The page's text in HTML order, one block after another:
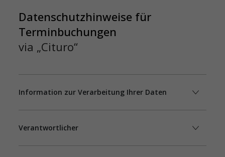
Datenschutzhinweise für
Terminbuchungen
via „Cituro“
Information zur Verarbeitung Ihrer Daten
Verantwortlicher